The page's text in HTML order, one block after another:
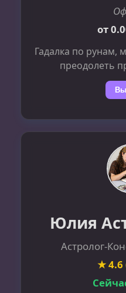
от
Гадалка по рунам,
преодолеть
Юлия
Астролог-
★ 4.6